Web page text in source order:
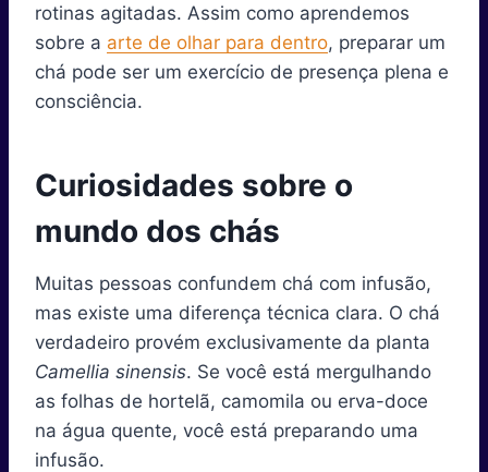
rotinas agitadas. Assim como aprendemos
sobre a arte de olhar para dentro, preparar um
chá pode ser um exercício de presença plena e
consciência.
Curiosidades sobre o
mundo dos chás
Muitas pessoas confundem chá com infusão,
mas existe uma diferença técnica clara. O chá
verdadeiro provém exclusivamente da planta
Camellia sinensis. Se você está mergulhando
as folhas de hortelã, camomila ou erva-doce
na água quente, você está preparando uma
infusão.